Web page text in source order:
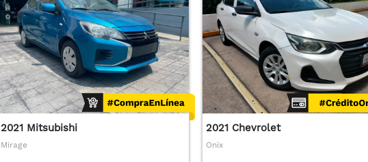
2021 Mitsubishi
Mirage
2021 Chevrolet
Onix